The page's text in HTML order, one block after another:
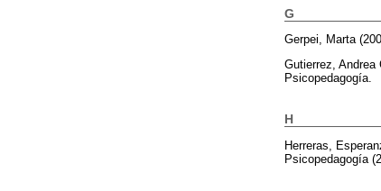
G
Gerpei, Marta
Gutierrez, Andrea
Psicopedagogía.
H
Herreras,
Psicopedagogía